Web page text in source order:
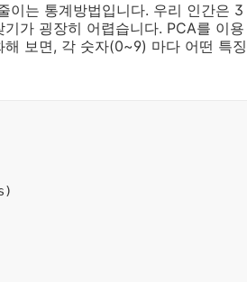
이는 통계방법입니다. 우리 인간은 3
가 굉장히 어렵습니다. PCA를 이용
보면, 각 숫자(0~9) 마다 어떤 특징